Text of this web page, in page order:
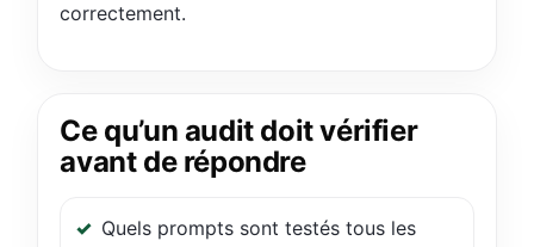
correctement.
Ce qu’un audit doit vérifier
avant de répondre
Quels prompts sont testés tous les